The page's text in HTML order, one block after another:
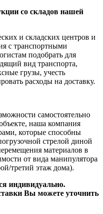
со складов нашей
и складских центров и
с транспортными
подобрать для
вид транспорта,
грузы, учесть
расходы на доставку.
самостоятельно
наша компания
которые способны
стрелой диной
материалов в
от вида манипулятора
третий этаж дома).
индивидуально.
Вы можете уточнить